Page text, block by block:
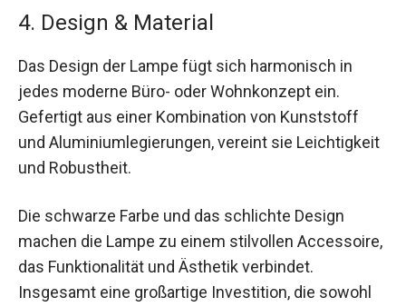
4. Design & Material
Das Design der Lampe fügt sich harmonisch in
jedes moderne Büro- oder Wohnkonzept ein.
Gefertigt aus einer Kombination von Kunststoff
und Aluminiumlegierungen, vereint sie Leichtigkeit
und Robustheit.
Die schwarze Farbe und das schlichte Design
machen die Lampe zu einem stilvollen Accessoire,
das Funktionalität und Ästhetik verbindet.
Insgesamt eine großartige Investition, die sowohl